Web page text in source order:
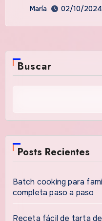
María 02/10/2024
Buscar
Posts Recientes
Batch cooking para
completa paso a paso
Receta fácil de tarta